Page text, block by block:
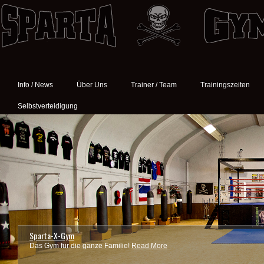
Info / News Über Uns Trainer / Team Trainingszeiten
Selbstverteidigung
Sparta-X-Gym
Das Gym für die ganze Familie! Read More